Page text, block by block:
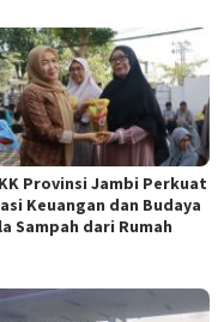
Provinsi Jambi Perkuat
Keuangan dan Budaya
Sampah dari Rumah